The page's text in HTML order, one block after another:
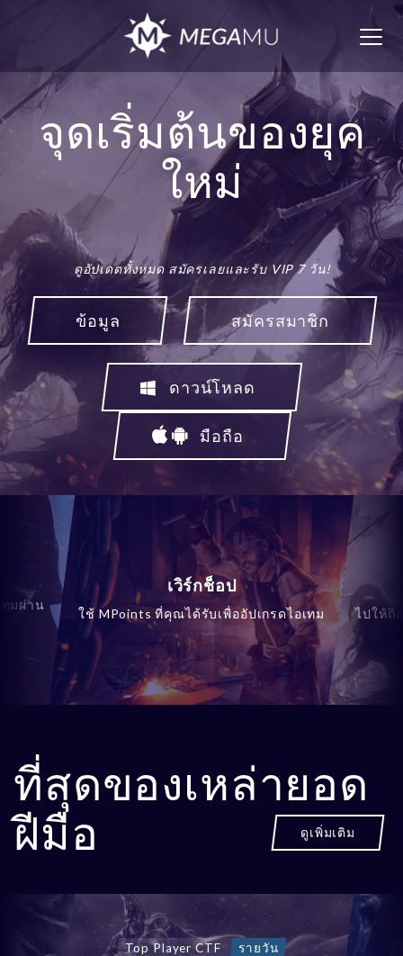
จุดเริ่มต้นของยุค
ใหม่
ดูอัปเดตทั้งหมด สมัครเลยและรับ VIP 7 วัน!
ข้อมูล สมัครสมาชิก
ดาวน์โหลด
มือถือ
มผ่าน
เวิร์กช็อป
ใช้ MPoints ที่คุณได้รับเพื่ออัปเกรดไอเทม ไปให้ถึ
ที่สุดของเหล่ายอด
ฝีมือ
ดูเพิ่มเติม
Top Chaos Castle รายวัน